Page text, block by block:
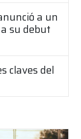
a un
su debut
claves del